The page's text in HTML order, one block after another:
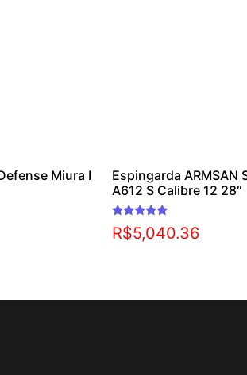
Miura I
Espingarda ARMSAN
A612 S Calibre 12 28″
Avaliação
5.00
R$5,040.36